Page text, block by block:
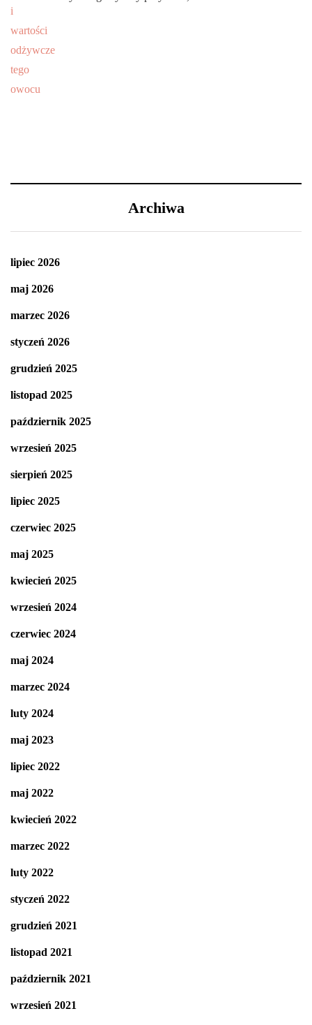
Archiwa
lipiec 2026
maj 2026
marzec 2026
styczeń 2026
grudzień 2025
listopad 2025
październik 2025
wrzesień 2025
sierpień 2025
lipiec 2025
czerwiec 2025
maj 2025
kwiecień 2025
wrzesień 2024
czerwiec 2024
maj 2024
marzec 2024
luty 2024
maj 2023
lipiec 2022
maj 2022
kwiecień 2022
marzec 2022
luty 2022
styczeń 2022
grudzień 2021
listopad 2021
październik 2021
wrzesień 2021